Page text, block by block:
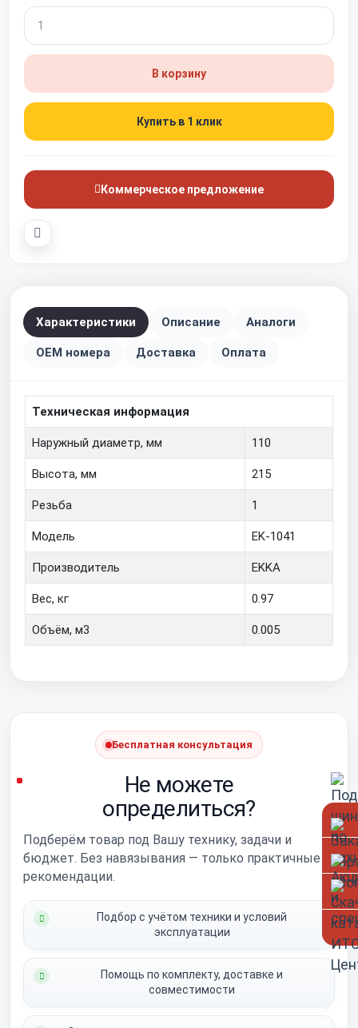
В корзину
Купить в 1 клик
Коммерческое предложение
Характеристики Описание Аналоги
OEM номера Доставка Оплата
Техническая информация
Наружный диаметр, мм 110
Высота, мм 215
Резьба 1
Модель EK-1041
Производитель EKKA
Вес, кг 0.97
Объём, м3 0.005
Бесплатная консультация
Не можете
определиться?
Подберём товар под Вашу технику, задачи и
бюджет. Без навязывания — только практичные
рекомендации.
Подбор с учётом техники и условий
эксплуатации
Помощь по комплекту, доставке и
совместимости